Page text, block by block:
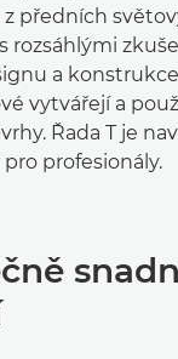
předních
rozsáhlými
a
vytvářejí a
Řada T je
profesionály.